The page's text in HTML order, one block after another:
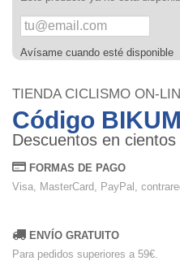
Avísame cuando esté disponible
TIENDA CICLISMO ON-
Código BIKUM
Descuentos en
FORMAS DE PAGO
Visa, MasterCard, PayPal,
ENVÍO GRATUITO
Para pedidos superiores a 59€.